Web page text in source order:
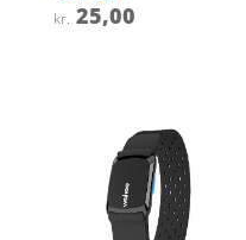
Vurderet
4.3
kr. 25,00